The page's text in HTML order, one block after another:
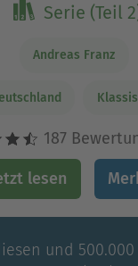
Serie (Teil
Andreas Franz
187
lesen
und